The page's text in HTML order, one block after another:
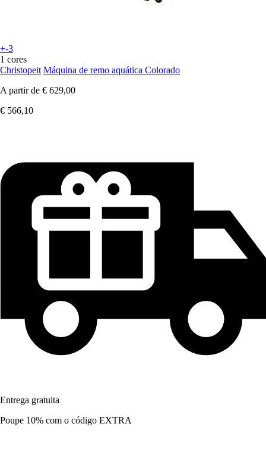
+-3
1 cores
Christopeit Máquina de remo aquática Colorado
A partir de € 629,00
€ 566,10
Entrega gratuita
Poupe 10% com o código EXTRA